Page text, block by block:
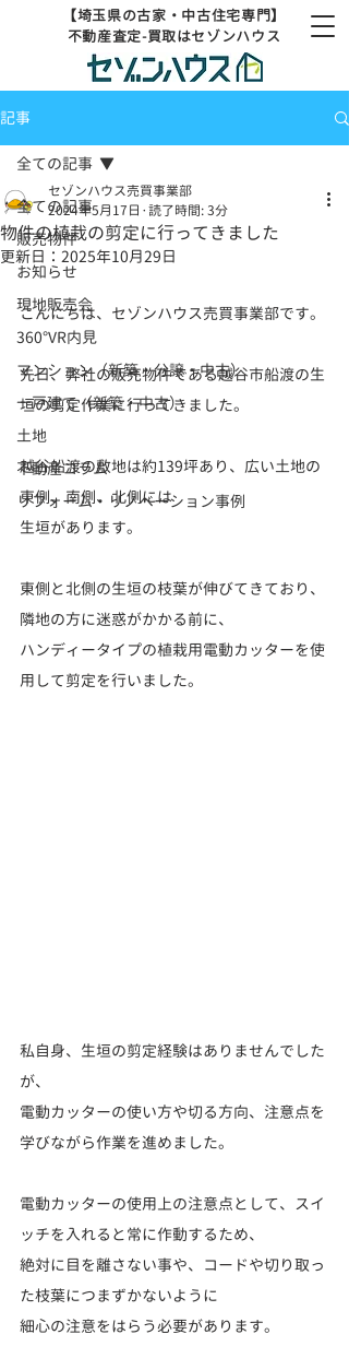
【埼玉県の古家・中古住宅専門】
不動産査定-買取はセゾンハウス
記事
全ての記事
販売物件
お知らせ
現地販売会
360°VR内見
マンション（新築・分譲・中古）
一戸建て（新築・中古）
土地
不動産コラム
リフォーム・リノベーション事例
全ての記事
物件の植栽の剪定に行ってきました
セゾンハウス売買事業部
2024年5月17日 読了時間: 3分
更新日： 2025年10月29日
こんにちは、セゾンハウス売買事業部です。
先日、弊社の販売物件である越谷市船渡の生
垣の剪定作業に行ってきました。
越谷船渡の敷地は約139坪あり、広い土地の
東側、南側、北側には
生垣があります。
東側と北側の生垣の枝葉が伸びてきており、
隣地の方に迷惑がかかる前に、
ハンディータイプの植栽用電動カッターを使
用して剪定を行いました。
私自身、生垣の剪定経験はありませんでした
が、
電動カッターの使い方や切る方向、注意点を
学びながら作業を進めました。
電動カッターの使用上の注意点として、スイ
ッチを入れると常に作動するため、
絶対に目を離さない事や、コードや切り取っ
た枝葉につまずかないように
細心の注意をはらう必要があります。